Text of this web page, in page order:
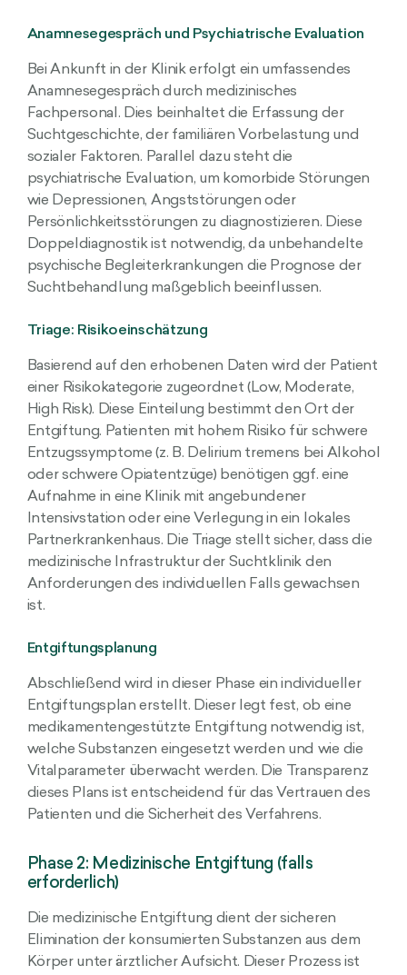
Anamnesegespräch und Psychiatrische Evaluation
Bei Ankunft in der Klinik erfolgt ein umfassendes
Anamnesegespräch durch medizinisches
Fachpersonal. Dies beinhaltet die Erfassung der
Suchtgeschichte, der familiären Vorbelastung und
sozialer Faktoren. Parallel dazu steht die
psychiatrische Evaluation, um komorbide Störungen
wie Depressionen, Angststörungen oder
Persönlichkeitsstörungen zu diagnostizieren. Diese
Doppeldiagnostik ist notwendig, da unbehandelte
psychische Begleiterkrankungen die Prognose der
Suchtbehandlung maßgeblich beeinflussen.
Triage: Risikoeinschätzung
Basierend auf den erhobenen Daten wird der Patient
einer Risikokategorie zugeordnet (Low, Moderate,
High Risk). Diese Einteilung bestimmt den Ort der
Entgiftung. Patienten mit hohem Risiko für schwere
Entzugssymptome (z. B. Delirium tremens bei Alkohol
oder schwere Opiatentzüge) benötigen ggf. eine
Aufnahme in eine Klinik mit angebundener
Intensivstation oder eine Verlegung in ein lokales
Partnerkrankenhaus. Die Triage stellt sicher, dass die
medizinische Infrastruktur der Suchtklinik den
Anforderungen des individuellen Falls gewachsen
ist.
Entgiftungsplanung
Abschließend wird in dieser Phase ein individueller
Entgiftungsplan erstellt. Dieser legt fest, ob eine
medikamentengestützte Entgiftung notwendig ist,
welche Substanzen eingesetzt werden und wie die
Vitalparameter überwacht werden. Die Transparenz
dieses Plans ist entscheidend für das Vertrauen des
Patienten und die Sicherheit des Verfahrens.
Phase 2: Medizinische Entgiftung (falls
erforderlich)
Die medizinische Entgiftung dient der sicheren
Elimination der konsumierten Substanzen aus dem
Körper unter ärztlicher Aufsicht. Dieser Prozess ist